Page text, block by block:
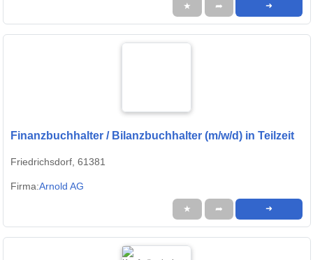
★ ➦ ➜
Finanzbuchhalter / Bilanzbuchhalter (m/w/d) in Teilzeit
Friedrichsdorf, 61381
Firma:Arnold AG
★ ➦ ➜